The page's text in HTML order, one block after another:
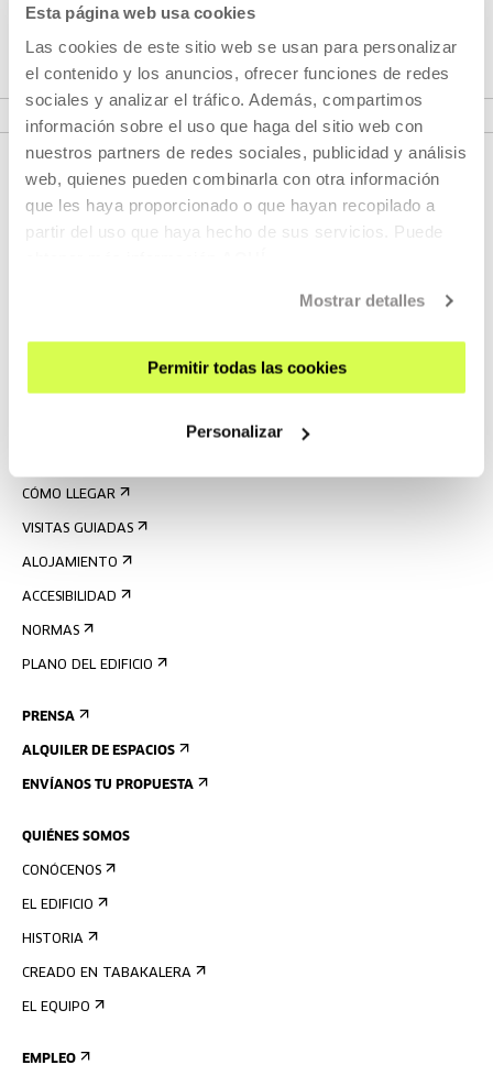
Esta página web usa cookies
Las cookies de este sitio web se usan para personalizar
el contenido y los anuncios, ofrecer funciones de redes
sociales y analizar el tráfico. Además, compartimos
información sobre el uso que haga del sitio web con
nuestros partners de redes sociales, publicidad y análisis
web, quienes pueden combinarla con otra información
que les haya proporcionado o que hayan recopilado a
partir del uso que haya hecho de sus servicios. Puede
Mostrar detalles
Permitir todas las cookies
Personalizar
PROYECTOS SELECCIONADOS
REGÍSTRATE AL BOLETÍN
CÓMO LLEGAR
VISITAS GUIADAS
ALOJAMIENTO
ACCESIBILIDAD
NORMAS
PLANO DEL EDIFICIO
PRENSA
ALQUILER DE ESPACIOS
ENVÍANOS TU PROPUESTA
QUIÉNES SOMOS
CONÓCENOS
EL EDIFICIO
HISTORIA
CREADO EN TABAKALERA
EL EQUIPO
EMPLEO